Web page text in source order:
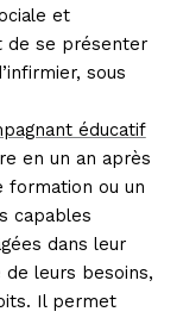
et
de se présenter
sous
éducatif
en un an après
formation ou un
capables
dans leur
leurs besoins,
Il permet